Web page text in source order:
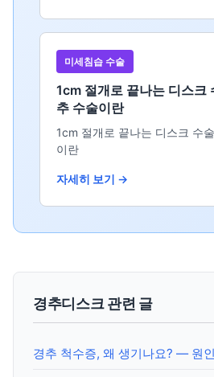
미세침습 수술
1cm 절개로 끝나는 디스크
추 수술이란
1cm 절개로 끝나는 디스크 수
이란
자세히 보기 →
경추디스크 관련 글
경추 척수증, 왜 생기나요? — 원